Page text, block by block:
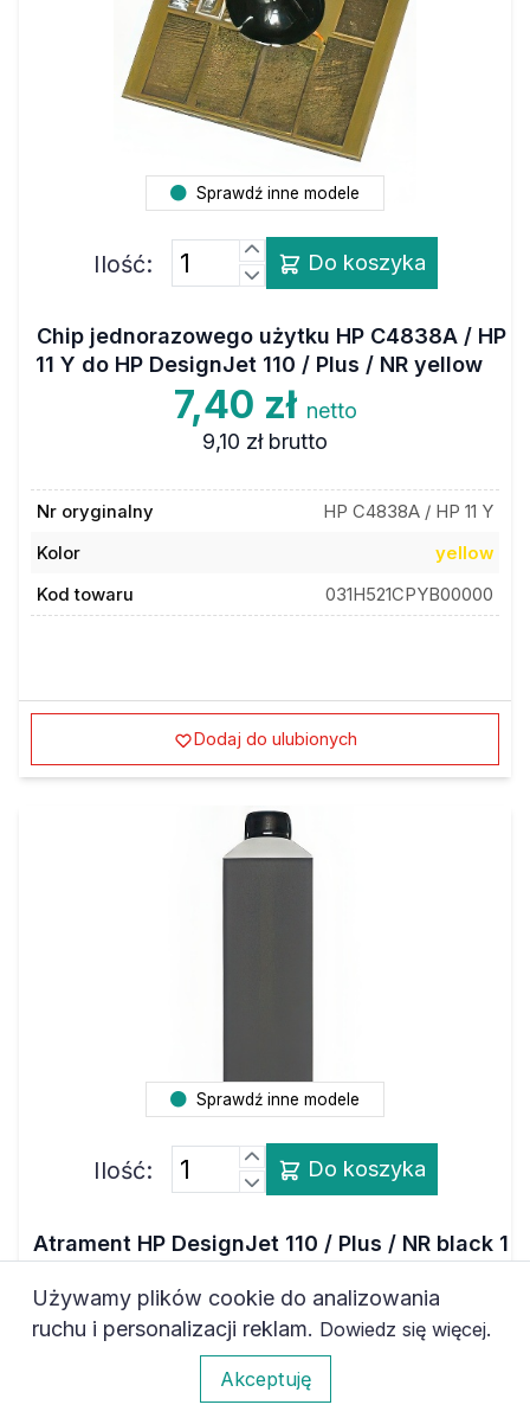
Sprawdź inne modele
Ilość: Do koszyka
Chip jednorazowego użytku HP C4838A / HP
11 Y do HP DesignJet 110 / Plus / NR yellow
7,40 zł netto
9,10 zł brutto
Nr oryginalny
HP C4838A / HP 11 Y
Kolor
yellow
Kod towaru
031H521CPYB00000
Dodaj do ulubionych
Sprawdź inne modele
Ilość: Do koszyka
Atrament HP DesignJet 110 / Plus / NR black 1
150,54 złnetto
185,16 zł
Używamy plików cookie do analizowania
ruchu i personalizacji reklam. Dowiedz się więcej.
Akceptuję